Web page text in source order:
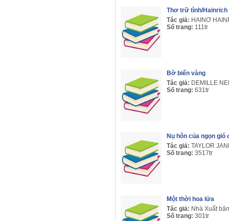
Thơ trữ tình/Hainrich
Tác giả: HAINƠ
Số trang: 111tr
Bờ biển vàng
Tác giả: DEMILLE
Số trang: 631tr
Nụ hôn của ngọn gió
Tác giả: TAYLOR
Số trang: 3517tr
Một thời hoa lửa
Tác giả: Nhà Xuất
Số trang: 301tr